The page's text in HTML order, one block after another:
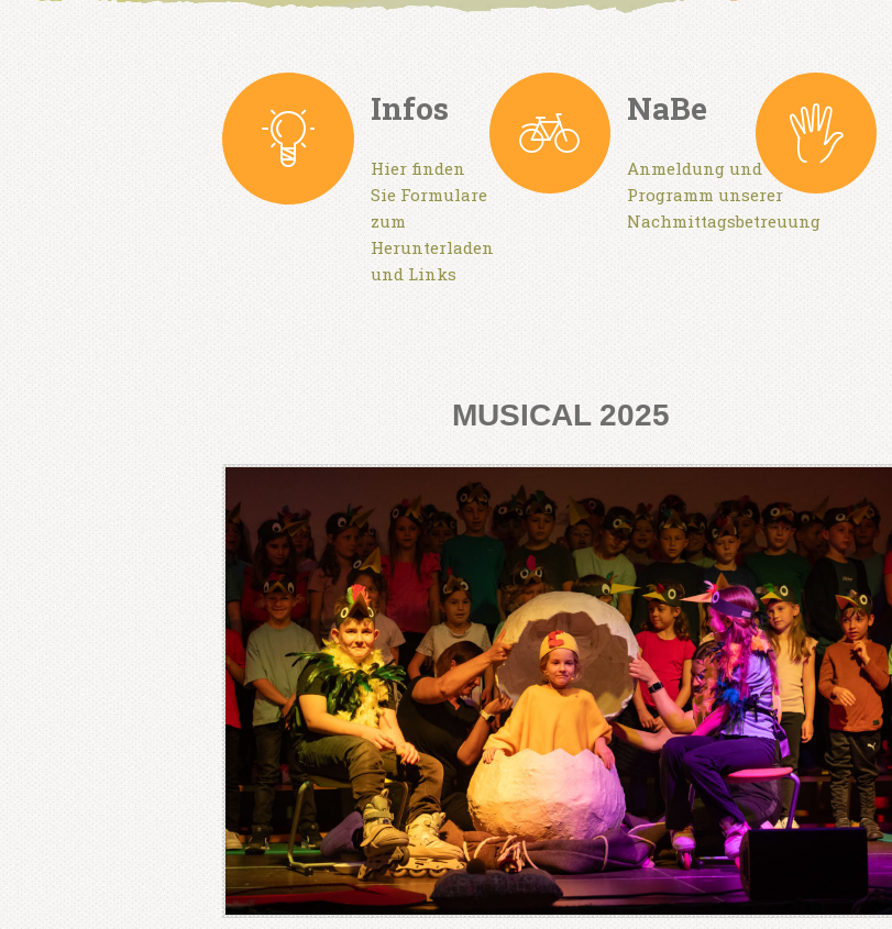
Infos
Hier finden
Sie Formulare
zum
Herunterladen
und Links
NaBe
Anmeldung und
Programm unserer
Nachmittagsbetreuung
MUSICAL 2025